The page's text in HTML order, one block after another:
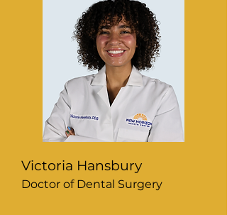
Victoria Hansbury
Doctor of Dental Surgery